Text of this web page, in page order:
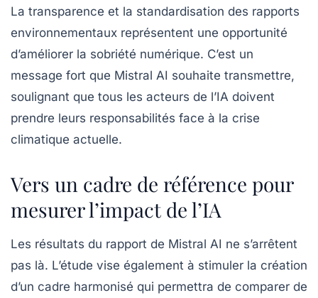
La transparence et la standardisation des rapports
environnementaux représentent une opportunité
d’améliorer la sobriété numérique. C’est un
message fort que Mistral AI souhaite transmettre,
soulignant que tous les acteurs de l’IA doivent
prendre leurs responsabilités face à la crise
climatique actuelle.
Vers un cadre de référence pour
mesurer l’impact de l’IA
Les résultats du rapport de Mistral AI ne s’arrêtent
pas là. L’étude vise également à stimuler la création
d’un cadre harmonisé qui permettra de comparer de